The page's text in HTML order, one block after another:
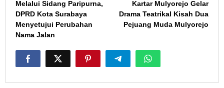
pos
Melalui Sidang Paripurna,
DPRD Kota Surabaya
Menyetujui Perubahan
Nama Jalan
Kartar Mulyorejo Gelar
Drama Teatrikal Kisah Dua
Pejuang Muda Mulyorejo